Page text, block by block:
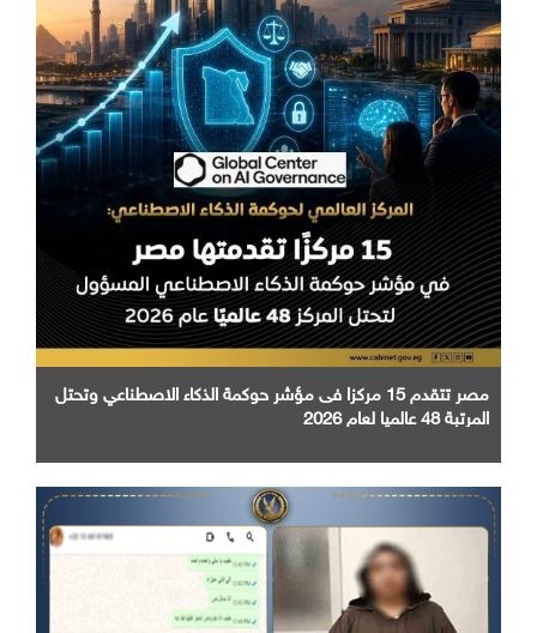
مصر تتقدم 15 مركزا فى مؤشر حوكمة الذكاء الاصطناعي وتحتل
المرتبة 48 عالميا لعام 2026